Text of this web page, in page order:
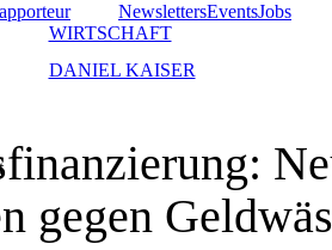
NewslettersEventsJobs
gegen
DANIEL KAISER
WIRTSCHAFT